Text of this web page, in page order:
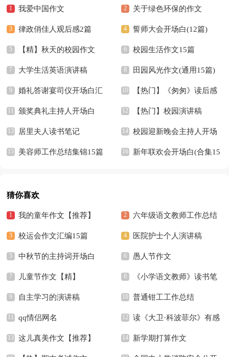
我爱中国作文 关于绿色环保的作文
律政俏佳人观后感2篇 誓师大会开场白(12篇)
【精】秋天的校园作文 校园生活作文15篇
大学生活英语演讲稿 田园风光作文(通用15篇)
婚礼答谢宴司仪开场白汇
编7篇
【热门】《匆匆》读后感
颁奖典礼主持人开场白 【热门】校园演讲稿
居里夫人读书笔记 校园迎新晚会主持人开场
白13篇
美容师工作总结集锦15篇 新年联欢会开场白(合集15
猜你喜欢
我的童年作文【推荐】 六年级语文教师工作总结
15篇
校运会作文汇编15篇 医院护士个人演讲稿
中秋节的主持词开场白 愚人节作文
儿童节作文【精】 《小学语文教师》读书笔
记
自主学习的演讲稿 普通钳工工作总结
qq情侣网名 读《大卫·科波菲尔》有感
这儿真美作文【推荐】 新学期打算作文